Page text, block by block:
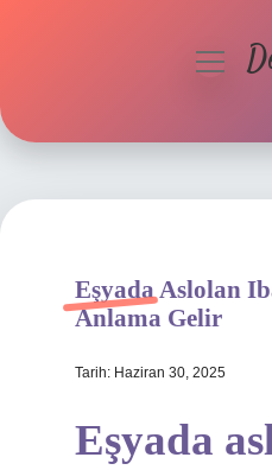
Hakkımızda
menüyü
Eşyada Aslolan
Anlama Gelir
Tarih: Haziran 30, 2025
Eşyada